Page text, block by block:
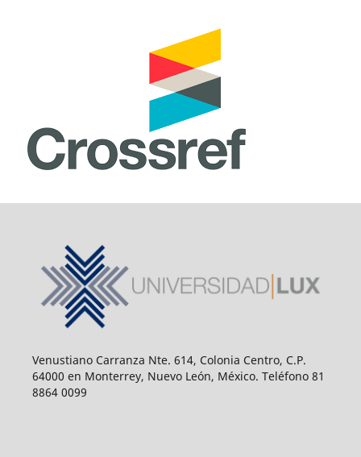
Venustiano Carranza Nte. 614, Colonia Centro, C.P.
64000 en Monterrey, Nuevo León, México. Teléfono 81
8864 0099